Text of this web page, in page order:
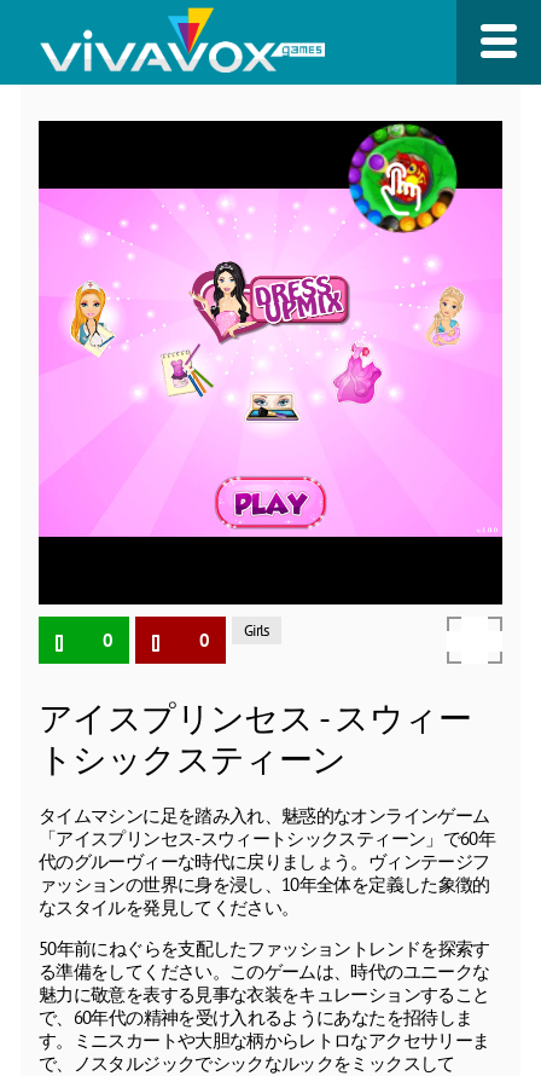
0 0 Girls
アイスプリンセス - スウィー
トシックスティーン
タイムマシンに足を踏み入れ、魅惑的なオンラインゲーム
「アイスプリンセス-スウィートシックスティーン」で60年
代のグルーヴィーな時代に戻りましょう。ヴィンテージフ
ァッションの世界に身を浸し、10年全体を定義した象徴的
なスタイルを発見してください。
50年前にねぐらを支配したファッショントレンドを探索す
る準備をしてください。このゲームは、時代のユニークな
魅力に敬意を表する見事な衣装をキュレーションすること
で、60年代の精神を受け入れるようにあなたを招待しま
す。ミニスカートや大胆な柄からレトロなアクセサリーま
で、ノスタルジックでシックなルックをミックスして